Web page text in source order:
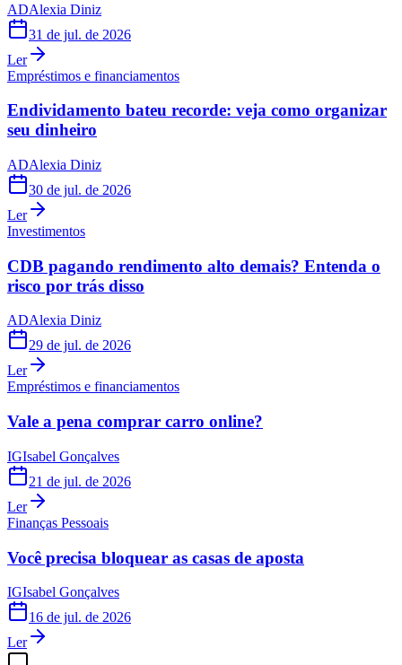
ADAlexia Diniz
31 de jul. de 2026
Ler
Empréstimos e financiamentos
Endividamento bateu recorde: veja como organizar
seu dinheiro
ADAlexia Diniz
30 de jul. de 2026
Ler
Investimentos
CDB pagando rendimento alto demais? Entenda o
risco por trás disso
ADAlexia Diniz
29 de jul. de 2026
Ler
Empréstimos e financiamentos
Vale a pena comprar carro online?
IGIsabel Gonçalves
21 de jul. de 2026
Ler
Finanças Pessoais
Você precisa bloquear as casas de aposta
IGIsabel Gonçalves
16 de jul. de 2026
Ler